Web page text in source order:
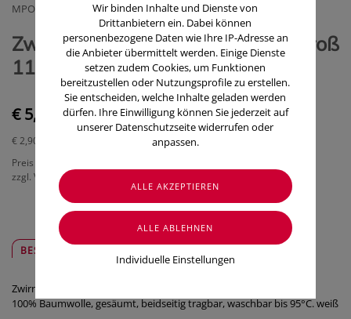
MPOE PFM GESMBH
Zwirnhandschuhe Mpoe Weiss groß
11 2 Stück
€ 5,80
€ 2,90
Preis inkl. MwSt.
zzgl. Versandkosten
BESCHREIBUNG
Zwirnhandschuhe
100% Baumwolle, gesäumt, beidseitig tragbar, waschbar bis 95°C. weiß
Wir binden Inhalte und Dienste von
Drittanbietern ein. Dabei können
personenbezogene Daten wie Ihre IP-Adresse an
die Anbieter übermittelt werden. Einige Dienste
setzen zudem Cookies, um Funktionen
bereitzustellen oder Nutzungsprofile zu erstellen.
Sie entscheiden, welche Inhalte geladen werden
dürfen. Ihre Einwilligung können Sie jederzeit auf
unserer Datenschutzseite widerrufen oder
anpassen.
Individuelle Einstellungen